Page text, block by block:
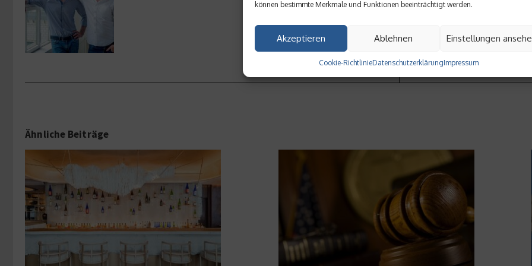
können bestimmte Merkmale und Funktionen beeinträchtigt werden.
Akzeptieren Ablehnen Einstellungen
Cookie-RichtlinieDatenschutzerklärungImpressum
Ähnliche Beiträge